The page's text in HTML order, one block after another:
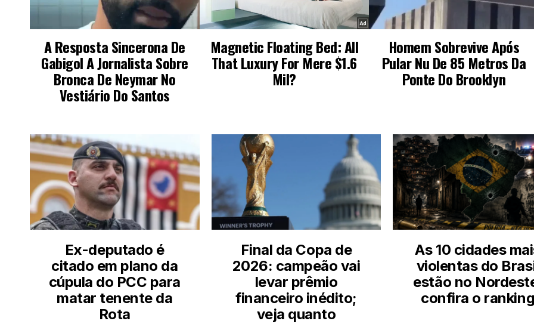
Ex-deputado é
citado em plano da
cúpula do PCC para
matar tenente da
Rota
Final da Copa de
2026: campeão vai
levar prêmio
financeiro inédito;
veja quanto
As 10 cidades
violentas do
estão no
confira o